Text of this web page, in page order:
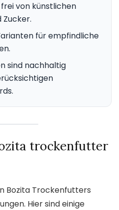
von künstlichen
Zucker.
für empfindliche
sind nachhaltig
trockenfutter
Bozita Trockenfutters
Hier sind einige